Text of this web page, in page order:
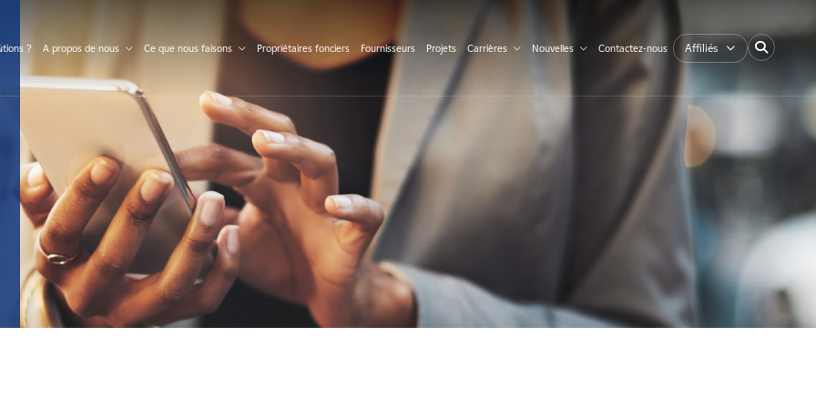
? A propos de nous Ce que nous faisons Propriétaires fonciers Fournisseurs Projets Carrières Nouvelles Contactez-nous Affiliés